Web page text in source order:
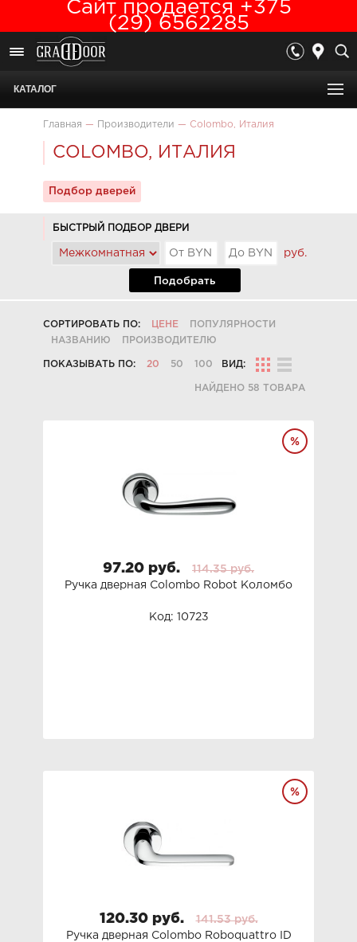
Сайт продается +375
(29) 6562285
КАТАЛОГ
Главная — Производители — Colombo, Италия
COLOMBO, ИТАЛИЯ
Подбор дверей
БЫСТРЫЙ ПОДБОР ДВЕРИ
руб.
Подобрать
СОРТИРОВАТЬ ПО: ЦЕНЕ
ПОПУЛЯРНОСТИ
НАЗВАНИЮ
ПРОИЗВОДИТЕЛЮ
ПОКАЗЫВАТЬ ПО: 20 50 100 ВИД:
НАЙДЕНО 58 ТОВАРА
97.20 руб.
114.35 руб.
Ручка дверная Colombo Robot Коломбо
Код: 10723
120.30 руб.
141.53 руб.
Ручка дверная Colombo Roboquattro ID